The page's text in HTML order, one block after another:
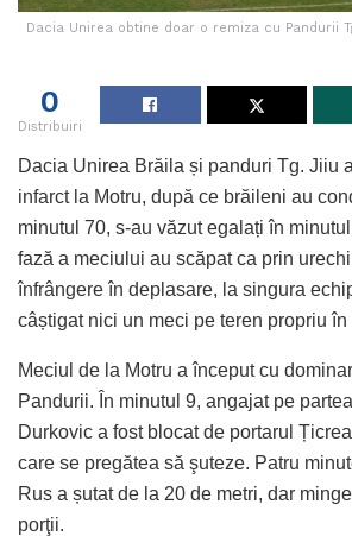
Dacia Unirea obtine doar o remiza cu Pandurii
0
Distribuiri
Dacia Unirea Brăila și panduri Tg. Jiiu
infarct la Motru, după ce brăileni au
minutul 70, s-au văzut egalați în
fază a meciului au scăpat ca prin
înfrângere în deplasare, la singura
câștigat nici un meci pe teren propriu
Meciul de la Motru a început cu
Pandurii. În minutul 9, angajat pe
Durkovic a fost blocat de portarul
care se pregătea să şuteze. Patru
Rus a șutat de la 20 de metri, dar
porţii.